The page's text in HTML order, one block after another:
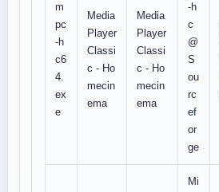
m
pc
-h
c6
4.
ex
e
Media
Player
Classi
c - Ho
mecin
ema
Media
Player
Classi
c - Ho
mecin
ema
-h
c
@
S
ou
rc
ef
or
ge
Mi